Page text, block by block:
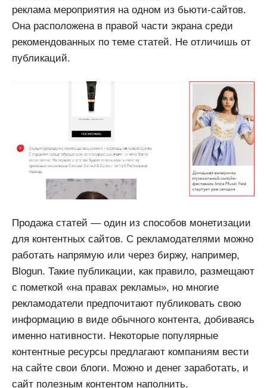
реклама мероприятия на одном из бьюти-сайтов.
Она расположена в правой части экрана среди
рекомендованных по теме статей. Не отличишь от
публикаций.
Продажа статей — один из способов монетизации
для контентных сайтов. С рекламодателями можно
работать напрямую или через биржу, например,
Blogun. Такие публикации, как правило, размещают
с пометкой «на правах рекламы», но многие
рекламодатели предпочитают публиковать свою
информацию в виде обычного контента, добиваясь
именно нативности. Некоторые популярные
контентные ресурсы предлагают компаниям вести
на сайте свои блоги. Можно и денег заработать, и
сайт полезным контентом наполнить.